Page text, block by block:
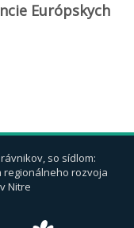
Európskych
so sídlom:
regionálneho rozvoja
Nitre